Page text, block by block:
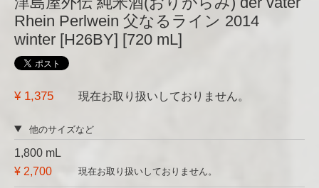
Rhein Perlwein 父なるライン 2014
winter [H26BY] [720 mL]
¥ 1,375 現在お取り扱いしておりません。
他のサイズなど
1,800 mL
¥ 2,700
現在お取り扱いしておりません。